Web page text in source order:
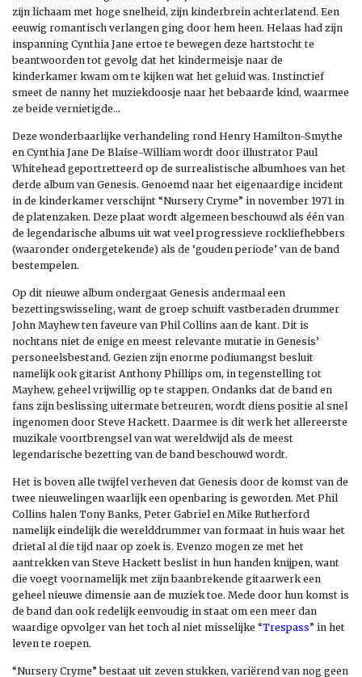
zijn lichaam met hoge snelheid, zijn kinderbrein achterlatend. Een
eeuwig romantisch verlangen ging door hem heen. Helaas had zijn
inspanning Cynthia Jane ertoe te bewegen deze hartstocht te
beantwoorden tot gevolg dat het kindermeisje naar de
kinderkamer kwam om te kijken wat het geluid was. Instinctief
smeet de nanny het muziekdoosje naar het bebaarde kind, waarmee
ze beide vernietigde…
Deze wonderbaarlijke verhandeling rond Henry Hamilton-Smythe
en Cynthia Jane De Blaise-William wordt door illustrator Paul
Whitehead geportretteerd op de surrealistische albumhoes van het
derde album van Genesis. Genoemd naar het eigenaardige incident
in de kinderkamer verschijnt “Nursery Cryme” in november 1971 in
de platenzaken. Deze plaat wordt algemeen beschouwd als één van
de legendarische albums uit wat veel progressieve rockliefhebbers
(waaronder ondergetekende) als de ‘gouden periode’ van de band
bestempelen.
Op dit nieuwe album ondergaat Genesis andermaal een
bezettingswisseling, want de groep schuift vastberaden drummer
John Mayhew ten faveure van Phil Collins aan de kant. Dit is
nochtans niet de enige en meest relevante mutatie in Genesis’
personeelsbestand. Gezien zijn enorme podiumangst besluit
namelijk ook gitarist Anthony Phillips om, in tegenstelling tot
Mayhew, geheel vrijwillig op te stappen. Ondanks dat de band en
fans zijn beslissing uitermate betreuren, wordt diens positie al snel
ingenomen door Steve Hackett. Daarmee is dit werk het allereerste
muzikale voortbrengsel van wat wereldwijd als de meest
legendarische bezetting van de band beschouwd wordt.
Het is boven alle twijfel verheven dat Genesis door de komst van de
twee nieuwelingen waarlijk een openbaring is geworden. Met Phil
Collins halen Tony Banks, Peter Gabriel en Mike Rutherford
namelijk eindelijk die werelddrummer van formaat in huis waar het
drietal al die tijd naar op zoek is. Evenzo mogen ze met het
aantrekken van Steve Hackett beslist in hun handen knijpen, want
die voegt voornamelijk met zijn baanbrekende gitaarwerk een
geheel nieuwe dimensie aan de muziek toe. Mede door hun komst is
de band dan ook redelijk eenvoudig in staat om een meer dan
waardige opvolger van het toch al niet misselijke “Trespass” in het
leven te roepen.
“Nursery Cryme” bestaat uit zeven stukken, variërend van nog geen